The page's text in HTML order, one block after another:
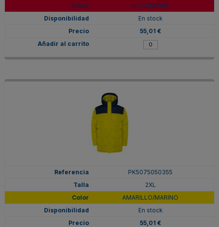
ROJO/NEGRO
En stock
55,01 €
PK5075050355
2XL
AMARILLO/MARINO
En stock
55,01 €